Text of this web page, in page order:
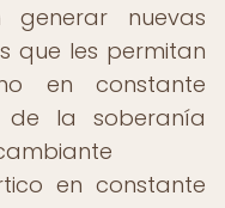
generar nuevas
que les permitan
en constante
de la soberanía
en constante